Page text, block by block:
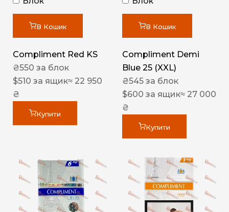
В Кошик
Compliment Red KS
₴550 за блок
$510 за ящик≈ 22 950
₴
Купити
В Кошик
Compliment Demi
Blue 25 (XXL)
₴545 за блок
$600 за ящик≈ 27 000
₴
Купити